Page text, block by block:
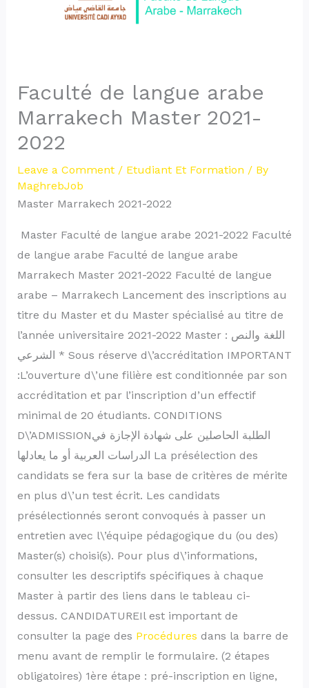
Faculté de langue arabe
Marrakech Master 2021-
2022
Leave a Comment / Etudiant Et Formation / By
MaghrebJob
Master Marrakech 2021-2022
Master Faculté de langue arabe 2021-2022 Faculté
de langue arabe Faculté de langue arabe
Marrakech Master 2021-2022 Faculté de langue
arabe – Marrakech Lancement des inscriptions au
titre du Master et du Master spécialisé au titre de
l’année universitaire 2021-2022 Master : اللغة والنص
الشرعي * Sous réserve d\’accréditation IMPORTANT
:L’ouverture d\’une filière est conditionnée par son
accréditation et par l’inscription d’un effectif
minimal de 20 étudiants. CONDITIONS
D\’ADMISSIONالطلبة الحاصلين على شهادة الإجازة في
الدراسات العربية أو ما يعادلها La présélection des
candidats se fera sur la base de critères de mérite
en plus d\’un test écrit. Les candidats
présélectionnés seront convoqués à passer un
entretien avec l\’équipe pédagogique du (ou des)
Master(s) choisi(s). Pour plus d\’informations,
consulter les descriptifs spécifiques à chaque
Master à partir des liens dans le tableau ci-
dessus. CANDIDATUREIl est important de
consulter la page des Procédures dans la barre de
menu avant de remplir le formulaire. (2 étapes
obligatoires) 1ère étape : pré-inscription en ligne,